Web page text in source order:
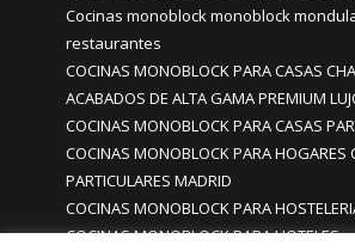
Cocinas monoblock monoblock
restaurantes
COCINAS MONOBLOCK PARA CASAS
ACABADOS DE ALTA GAMA PREMIUM
COCINAS MONOBLOCK PARA CASAS
COCINAS MONOBLOCK PARA HOGARES
PARTICULARES MADRID
COCINAS MONOBLOCK PARA
COCINAS MONOBLOCK PARA HOTELES